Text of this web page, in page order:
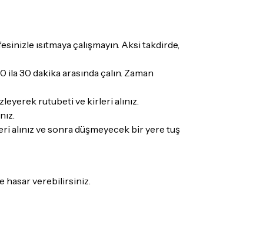
olduğunuz ürünleri, teslimat tarihinden
ürünler için
tıklayınız
ticari vasfını yitirmemiş olması,
ürünü göndermeden önce
geçerek bilgi veriniz.
ısıtmaya çalışmayın. Aksi takdirde,
30 dakika arasında çalın. Zaman
rutubeti ve kirleri alınız.
alınız ve sonra düşmeyecek bir yere tuş
hasar verebilirsiniz.